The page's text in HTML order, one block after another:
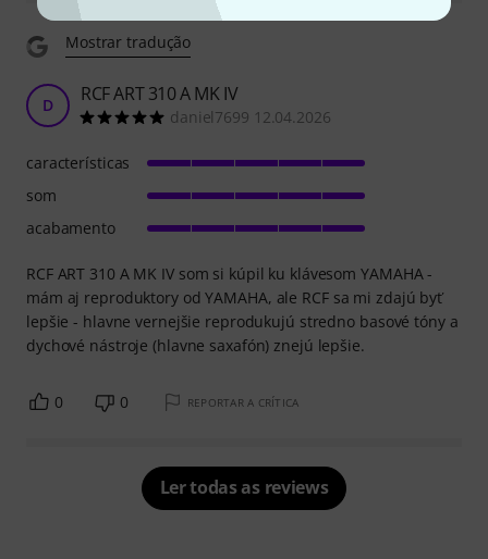
Mostrar tradução
D RCF ART 310 A MK IV
daniel7699 12.04.2026
RCF ART 310 A MK IV som si kúpil ku klávesom YAMAHA -
mám aj reproduktory od YAMAHA, ale RCF sa mi zdajú byť
lepšie - hlavne vernejšie reprodukujú stredno basové tóny a
dychové nástroje (hlavne saxafón) znejú lepšie.
características
som
acabamento
0 0 REPORTAR A CRÍTICA
Ler todas as reviews